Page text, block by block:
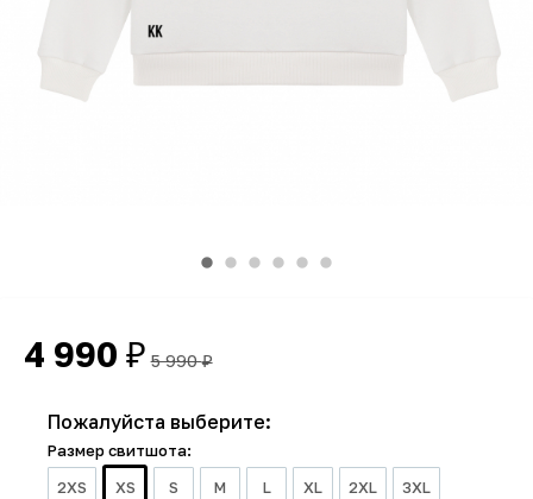
4 990 ₽ 5 990₽
Пожалуйста выберите:
Размер свитшота:
2XS
XS S M L XL 2XL 3XL